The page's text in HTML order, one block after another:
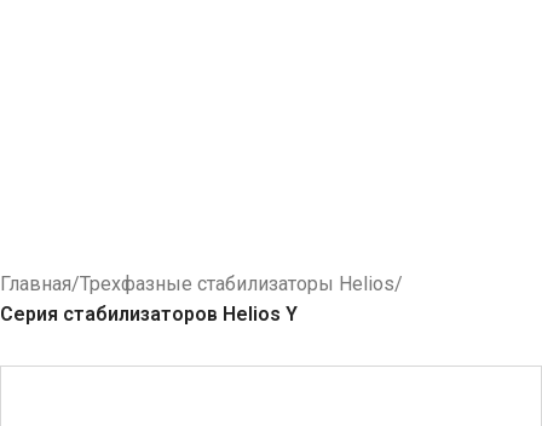
Главная Трехфазные стабилизаторы Helios
Серия стабилизаторов Helios Y